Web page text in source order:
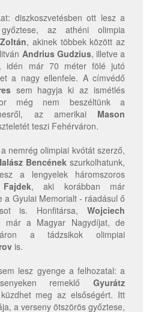
diszkoszvetésben ott lesz a
az athéni olimpia
, akinek többek között az
Andrius Gudzius, illetve a
idén már 70 méter fölé jutó
a nagy ellenfele. A címvédő
sem hagyja ki az ismétlés
még nem beszéltünk a
az amerikai Mason
teszi Fehérváron.
nemrég olimpiai kvótát szerző,
Bencénekszurkolhatunk,
a lengyelek háromszoros
, aki korábban már
a Gyulai Memorialt - ráadásul ő
is. Honfitársa, Wojciech
már a Magyar Nagydíjat, de
a tádzsikok olimpiai
is.
lesz gyenge a felhozatal: a
remeklő Gyurátz
meg az elsőségért. Itt
a verseny ötszörös győztese,